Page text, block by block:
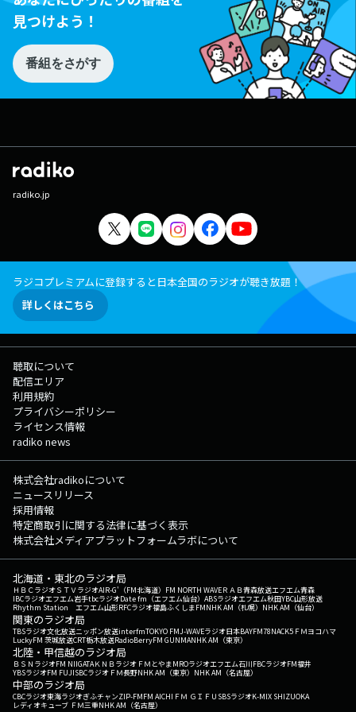
見つけよう！
番組をさがす
radiko.jp
ラジコプレミアムに登録すると日本全国のラジオが聴き放題！
詳しくはこちら
聴取について
配信エリア
利用規約
プライバシーポリシー
ライセンス情報
radiko news
株式会社radikoについて
ニュースリリース
採用情報
特定商取引に関する法律に基づく表示
株式会社メディアプラットフォームラボについて
北海道・東北のラジオ局
ＨＢＣラジオＳＴＶラジオAIR-G'（FM北海道） FM NORTH WAVEＲＡＢ青森放送エフエム青森
IBCラジオエフエム岩手tbcラジオDate fm（エフエム仙台） ABSラジオエフエム秋田YBC山形放送
Rhythm Station エフエム山形RFCラジオ福島ふくしまFMNHK AM（札幌） NHK AM（仙台）
関東のラジオ局
TBSラジオ文化放送ニッポン放送interfmTOKYO FMJ-WAVEラジオ日本BAYFM78NACK5 ＦＭヨコハマ
LuckyFM 茨城放送CRT栃木放送RadioBerryFM GUNMANHK AM（東京）
北陸・甲信越のラジオ局
ＢＳＮラジオFM NIIGATAＫＮＢラジオ ＦＭとやまMROラジオエフエム石川FBCラジオFM福井
YBSラジオFM FUJISBCラジオ ＦＭ長野NHK AM（東京） NHK AM（名古屋）
中部のラジオ局
CBCラジオ東海ラジオぎふチャンZIP-FMFM AICHI ＦＭ ＧＩＦＵ SBSラジオK-MIX SHIZUOKA
レディオキューブ ＦＭ三重NHK AM（名古屋）